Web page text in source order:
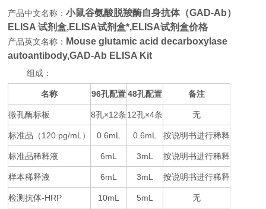
产品中文名称：小鼠谷氨酸脱羧酶自身抗体（GAD-Ab）
ELISA 试剂盒,ELISA试剂盒*,ELISA试剂盒价格
产品英文名称： Mouse glutamic acid decarboxylase
autoantibody,GAD-Ab ELISA Kit
组成：
名称 96孔配置 48孔配置 备注
微孔酶标板 8孔×12条 12孔×4条 无
标准品（120 pg/mL ） 0.6mL 0.6mL 按说明书进行稀释
标准品稀释液 6mL 3mL 按说明书进行稀释
样本稀释液 6mL 3mL 按说明书进行稀释
检测抗体-HRP 10mL 5mL 无